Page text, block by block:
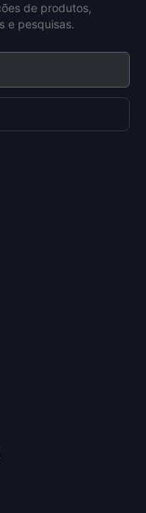
de produtos,
e pesquisas.